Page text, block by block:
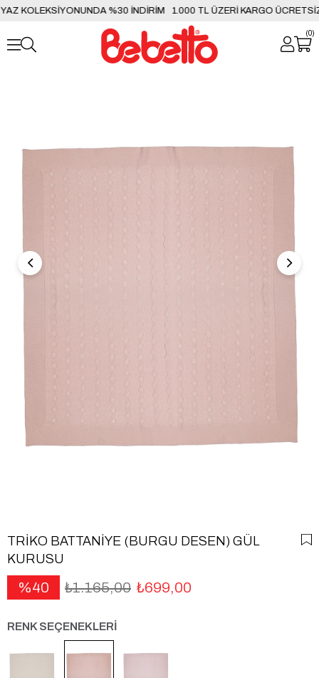
KOLEKSİYONUNDA %30 İNDİRİM 1.000 TL ÜZERİ KARGO ÜCRETSİZ
0
TRİKO BATTANİYE (BURGU DESEN) GÜL
KURUSU
40 ₺1.165,00 ₺699,00
RENK SEÇENEKLERİ